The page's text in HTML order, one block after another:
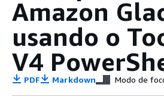
Amazon
usando o
V4
PDF Markdown Modo de